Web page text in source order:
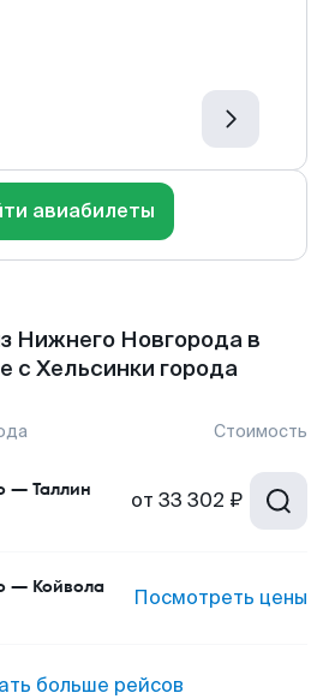
авиабилеты
Нижнего Новгорода в
с Хельсинки города
Стоимость
— Таллин от 33 302 ₽
— Койвола Посмотреть цены
больше рейсов